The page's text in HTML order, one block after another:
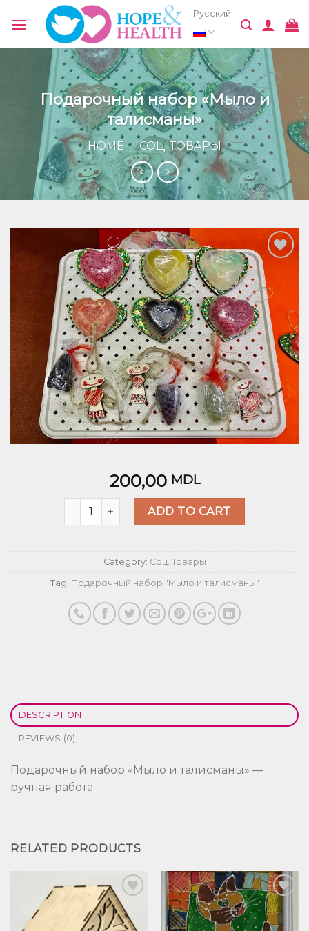
Русский
Подарочный набор «Мыло и
талисманы»
HOME / СОЦ. ТОВАРЫ
Добавить
в список
желаний
200,00 MDL
Quantity ADD TO CART
Category: Соц. Товары
Tag: Подарочный набор "Мыло и талисманы"
DESCRIPTION
REVIEWS (0)
Подарочный набор «Мыло и талисманы» —
ручная работа
RELATED PRODUCTS
Добавить
в список
желаний
Добавить
в список
желаний